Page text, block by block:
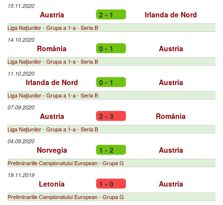
15.11.2020
Austria 2 - 1 Irlanda de Nord
Liga Naţiunilor - Grupa a 1-a - Seria B
14.10.2020
România 0 - 1 Austria
Liga Naţiunilor - Grupa a 1-a - Seria B
11.10.2020
Irlanda de Nord 0 - 1 Austria
Liga Naţiunilor - Grupa a 1-a - Seria B
07.09.2020
Austria 2 - 3 România
Liga Naţiunilor - Grupa a 1-a - Seria B
04.09.2020
Norvegia 1 - 2 Austria
Preliminariile Campionatului European - Grupa G
19.11.2019
Letonia 1 - 0 Austria
Preliminariile Campionatului European - Grupa G